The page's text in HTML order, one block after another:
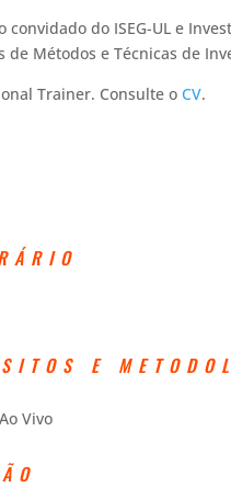
convidado do ISEG-UL e
de Métodos e Técnicas de
Trainer. Consulte oCV.
E
Vivo